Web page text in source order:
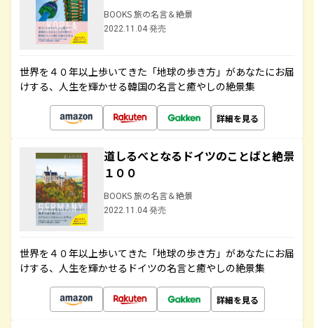
BOOKS 旅の名言＆絶景
2022.11.04 発売
世界を４０年以上歩いてきた「地球の歩き方」があなたにお届
けする、人生を輝かせる韓国の名言と癒やしの絶景集
詳細を見る
道しるべとなるドイツのことばと絶景
１００
BOOKS 旅の名言＆絶景
2022.11.04 発売
世界を４０年以上歩いてきた「地球の歩き方」があなたにお届
けする、人生を輝かせるドイツの名言と癒やしの絶景集
詳細を見る